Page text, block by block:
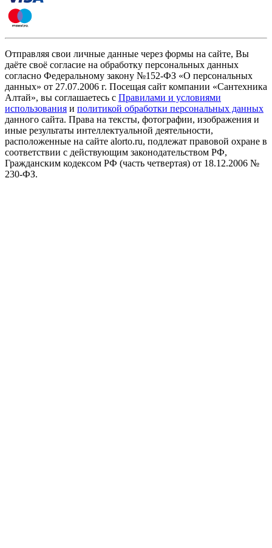
Отправляя свои личные данные через формы на сайте, Вы
даёте своё согласие на обработку персональных данных
согласно Федеральному закону №152-ФЗ «О персональных
данных» от 27.07.2006 г. Посещая сайт компании «Cантехника
Алтай», вы соглашаетесь с Правилами и условиями
использования и политикой обработки персональных данных
данного сайта. Права на тексты, фотографии, изображения и
иные результаты интеллектуальной деятельности,
расположенные на сайте alorto.ru, подлежат правовой охране в
соответствии с действующим законодательством РФ,
Гражданским кодексом РФ (часть четвертая) от 18.12.2006 №
230-ФЗ.